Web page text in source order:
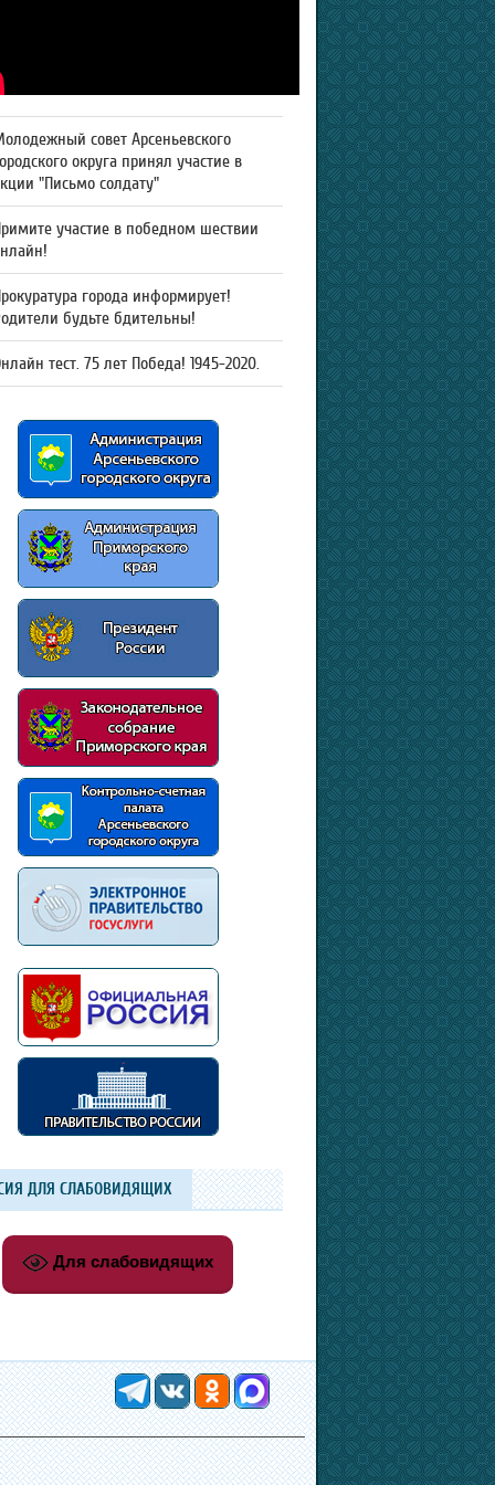
совет Арсеньевского
округа принял участие в
"Письмо солдату"
участие в победном шествии
города информирует!
будьте бдительны!
тест. 75 лет Победа! 1945-2020.
ДЛЯ СЛАБОВИДЯЩИХ
Для слабовидящих